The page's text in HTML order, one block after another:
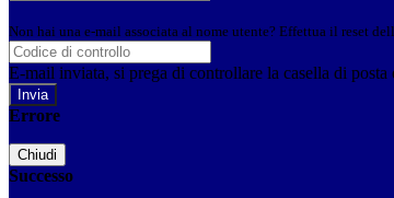
Non hai una e-mail associata al nome utente? Effettua il reset
E-mail inviata, si prega di controllare la casella di posta
Errore
Chiudi
Successo